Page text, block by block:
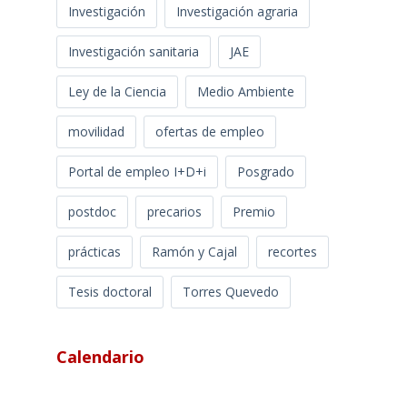
Investigación Investigación agraria
Investigación sanitaria JAE
Ley de la Ciencia Medio Ambiente
movilidad ofertas de empleo
Portal de empleo I+D+i Posgrado
postdoc precarios Premio
prácticas Ramón y Cajal recortes
Tesis doctoral Torres Quevedo
Calendario